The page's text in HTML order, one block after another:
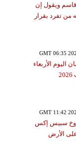
ويقول إن
من تفرد بقرار
الأربعاء
سبيس إكس
الأرض